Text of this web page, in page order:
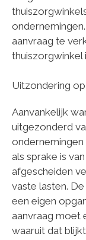
aanvraag te
thuiszorgwinkel
Uitzondering
Aanvankelijk
uitgezonderd
als sprake is
afgescheiden
vaste lasten.
een eigen
aanvraag moet
waaruit dat